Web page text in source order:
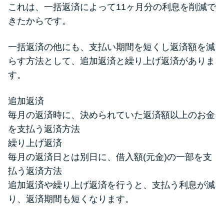
これは、一括返済によって11ヶ月分の利息を削減で
きたからです。
一括返済の他にも、支払い期間を短くし返済額を減
らす方法として、追加返済と繰り上げ返済がありま
す。
追加返済
毎月の返済時に、決められていた返済額以上のお金
を支払う返済方法
繰り上げ返済
毎月の返済日とは別日に、借入額(元金)の一部を支
払う返済方法
追加返済や繰り上げ返済を行うと、支払う利息が減
り、返済期間も短くなります。